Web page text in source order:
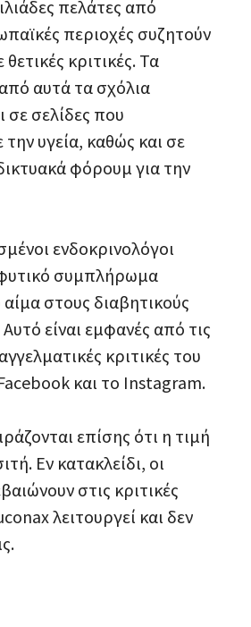
πελάτες από
περιοχές συζητούν
κριτικές. Τα
αυτά τα σχόλια
σε σελίδες που
την υγεία, καθώς και σε
φόρουμ για την
ενδοκρινολόγοι
συμπλήρωμα
στους διαβητικούς
είναι εμφανές από τις
κριτικές του
και το Instagram.
επίσης ότι η τιμή
Εν κατακλείδι, οι
στις κριτικές
λειτουργεί και δεν